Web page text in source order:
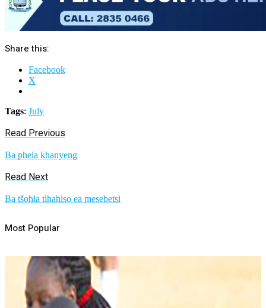
Share this:
Facebook
X
Tags: July
Read Previous
Ba phela khanyeng
Read Next
Ba tšohla tlhahiso ea mesebetsi
Most Popular